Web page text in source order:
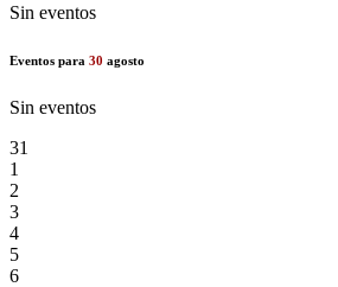
Sin eventos
Eventos para 30 agosto
Sin eventos
31
1
2
3
4
5
6